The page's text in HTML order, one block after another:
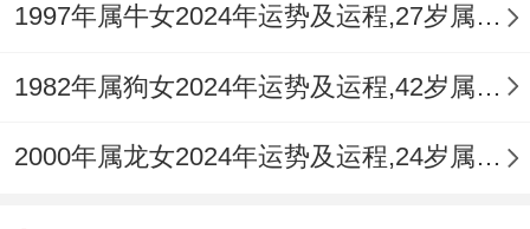
1969己酉年：天干己土「偏印」透出，土化
火生金，运势相对平稳。那财宫受冲，退休
1997年属牛女2024年运势及运程,27岁属牛人2024全年每月运势女性如何
1982年属狗女2024年运势及运程,42岁属狗人2024全年每月运势女性如何
2000年属龙女2024年运势及运程,24岁属龙人2024全年每月运势女性如何